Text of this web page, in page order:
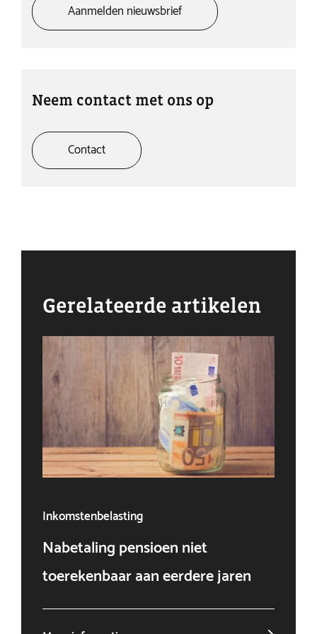
Aanmelden nieuwsbrief
Neem contact met ons op
Contact
Gerelateerde artikelen
Inkomstenbelasting
Nabetaling pensioen niet
toerekenbaar aan eerdere jaren